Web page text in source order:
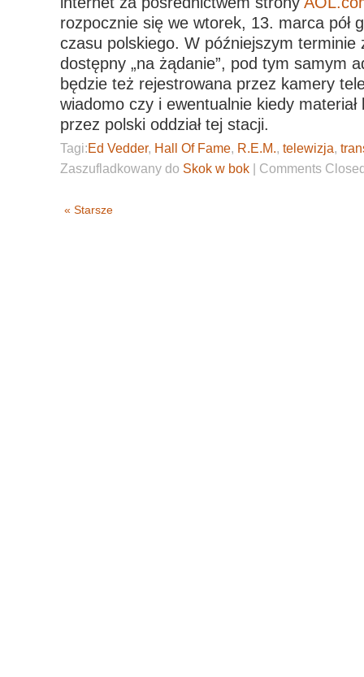
rozpocznie się we wtorek, 13. marca pół
czasu polskiego. W późniejszym terminie
dostępny „na żądanie”, pod tym samym
będzie też rejestrowana przez kamery
wiadomo czy i ewentualnie kiedy
przez polski oddział tej stacji.
Tagi:Ed Vedder, Hall Of Fame, R.E.M., telewizja,
Zaszufladkowany do Skok w bok| Comments
« Starsze